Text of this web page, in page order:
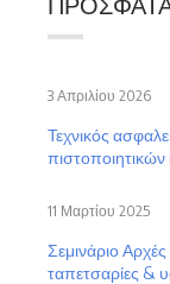
Τεχνικός
3 Απριλίου 2026
Σεμινάριο
ταπετσαρίες &
11 Μαρτίου 2025